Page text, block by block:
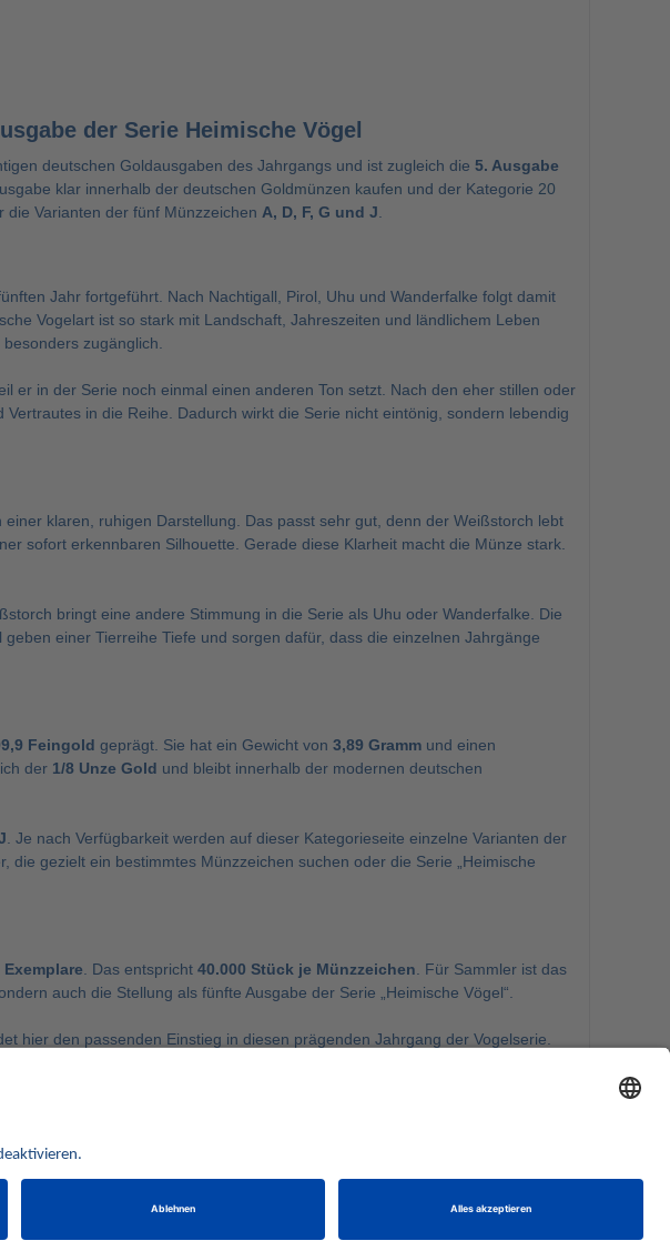
der Serie Heimische Vögel
deutschen Goldausgaben des Jahrgangs und ist zugleich die 5. Ausgabe
klar innerhalb der deutschen Goldmünzen kaufen und der Kategorie 20
Varianten der fünf Münzzeichen A, D, F, G und J
Jahr fortgeführt. Nach Nachtigall, Pirol, Uhu und Wanderfalke folgt damit
Vogelart ist so stark mit Landschaft, Jahreszeiten und ländlichem Leben
zugänglich.
er in der Serie noch einmal einen anderen Ton setzt. Nach den eher stillen oder
in die Reihe. Dadurch wirkt die Serie nicht eintönig, sondern lebendig
klaren, ruhigen Darstellung. Das passt sehr gut, denn der Weißstorch lebt
sofort erkennbaren Silhouette. Gerade diese Klarheit macht die Münze stark.
bringt eine andere Stimmung in die Serie als Uhu oder Wanderfalke. Die
einer Tierreihe Tiefe und sorgen dafür, dass die einzelnen Jahrgänge
Feingold geprägt. Sie hat ein Gewicht von 3,89 Grammund einen
der 1/8 Unze Gold und bleibt innerhalb der modernen deutschen
. Je nach Verfügbarkeit werden auf dieser Kategorieseite einzelne Varianten der
gezielt ein bestimmtes Münzzeichen suchen oder die Serie „Heimische
Exemplare . Das entspricht 40.000 Stück je Münzzeichen . Für Sammler ist das
auch die Stellung als fünfte Ausgabe der Serie „Heimische Vögel“.
hier den passenden Einstieg in diesen prägenden Jahrgang der Vogelserie.
gemäß § 25a UStG anzuwenden.
mbH